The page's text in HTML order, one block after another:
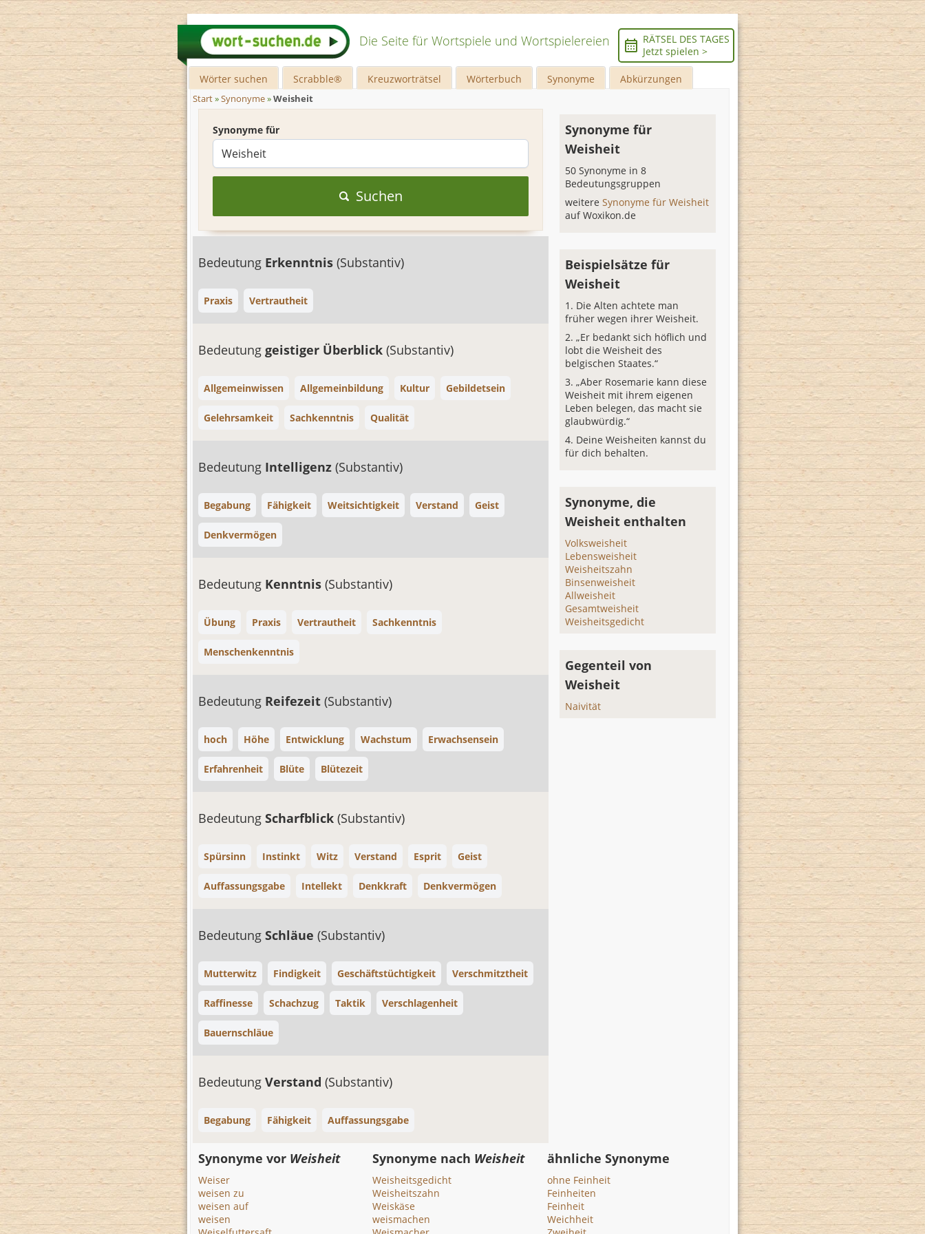
Die Seite für Wortspiele und Wortspielereien
RÄTSEL DES TAGES
Jetzt spielen >
Wörter suchen Scrabble® Kreuzworträtsel Wörterbuch Synonyme Abkürzungen
Start»Synonyme»Weisheit
Synonyme für
Suchen
Bedeutung Erkenntnis (Substantiv)
Praxis Vertrautheit
Bedeutung geistiger Überblick (Substantiv)
Allgemeinwissen Allgemeinbildung Kultur Gebildetsein
Gelehrsamkeit Sachkenntnis Qualität
Bedeutung Intelligenz (Substantiv)
Begabung Fähigkeit Weitsichtigkeit Verstand Geist
Denkvermögen
Bedeutung Kenntnis (Substantiv)
Übung Praxis Vertrautheit Sachkenntnis
Menschenkenntnis
Bedeutung Reifezeit (Substantiv)
hoch Höhe Entwicklung Wachstum Erwachsensein
Erfahrenheit Blüte Blütezeit
Bedeutung Scharfblick (Substantiv)
Spürsinn Instinkt Witz Verstand Esprit Geist
Auffassungsgabe Intellekt Denkkraft Denkvermögen
Bedeutung Schläue (Substantiv)
Mutterwitz Findigkeit Geschäftstüchtigkeit Verschmitztheit
Raffinesse Schachzug Taktik Verschlagenheit
Bauernschläue
Bedeutung Verstand (Substantiv)
Begabung Fähigkeit Auffassungsgabe
Synonyme für
Weisheit
50 Synonyme in 8
Bedeutungsgruppen
weitereSynonyme für Weisheit
auf Woxikon.de
Beispielsätze für
Weisheit
Die Alten achtete man
früher wegen ihrer Weisheit.
„Er bedankt sich höflich und
lobt die Weisheit des
belgischen Staates.“
„Aber Rosemarie kann diese
Weisheit mit ihrem eigenen
Leben belegen, das macht sie
glaubwürdig.“
Deine Weisheiten kannst du
für dich behalten.
Synonyme, die
Weisheit enthalten
Volksweisheit
Lebensweisheit
Weisheitszahn
Binsenweisheit
Allweisheit
Gesamtweisheit
Weisheitsgedicht
Gegenteil von
Weisheit
Naivität
Synonyme vor Weisheit
Weiser
weisen zu
weisen auf
weisen
Synonyme nach Weisheit
Weisheitsgedicht
Weisheitszahn
Weiskäse
weismachen
ähnliche Synonyme
ohne Feinheit
Feinheiten
Feinheit
Weichheit